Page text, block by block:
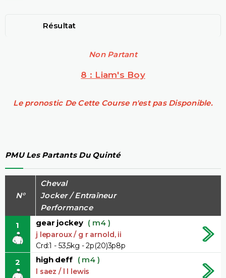
Résultat
Non Partant
8 : Liam's Boy
Le pronostic De Cette Course n'est pas Disponible.
PMU Les Partants Du Quinté
N°
Cheval
Jocker / Entraîneur
Performance
1
gear jockey ( m4 )
j leparoux / g r arnold, ii
Crd:1 - 53,5kg - 2p(20)3p8p
2 high deff ( m4 )
l saez / l l lewis